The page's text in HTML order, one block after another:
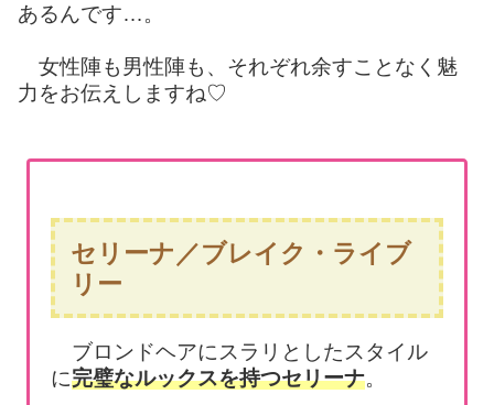
あるんです…。
女性陣も男性陣も、それぞれ余すことなく魅
力をお伝えしますね♡
セリーナ／ブレイク・ライブ
リー
ブロンドヘアにスラリとしたスタイル
に完璧なルックスを持つセリーナ。